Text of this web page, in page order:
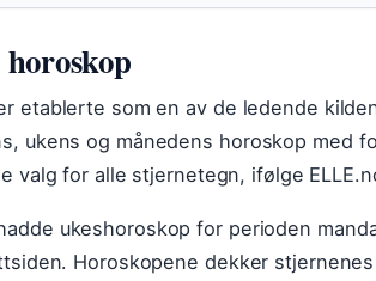
etablerte som en av de ledende
ukens og månedens horoskop med
valg for alle stjernetegn, ifølge
ukeshoroskop for perioden
Horoskopene dekker